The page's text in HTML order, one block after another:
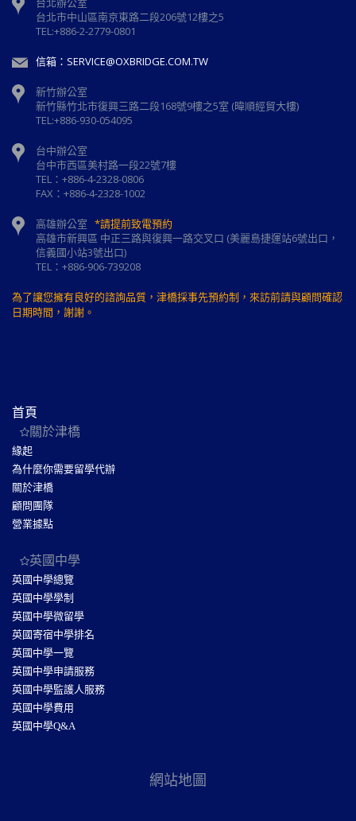
台北市中山區南京東路二段206號12樓之5
TEL:+886-2-2779-0801
信箱：SERVICE@OXBRIDGE.COM.TW
新竹辦公室
新⽵縣⽵北市復興三路⼆段168號9樓之5室 (暐順經貿大樓)
TEL:+886-930-054095
台中辦公室
台中市西區美村路一段22號7樓
TEL：+886-4-2328-0806
FAX：+886-4-2328-1002
高雄辦公室 *請提前致電預約
高雄市新興區 中正三路與復興一路交叉口 (美麗島捷運站6號出口，
信義國小站3號出口)
TEL：+886-906-739208
為了讓您擁有良好的諮詢品質，津橋採事先預約制，來訪前請與顧問確認
日期時間，謝謝。
首頁
關於津橋
緣起
為什麼你需要留學代辦
關於津橋
顧問團隊
營業據點
英國中學
英國中學總覽
英國中學學制
英國中學微留學
英國寄宿中學排名
英國中學一覽
英國中學申請服務
英國中學監護人服務
英國中學費用
英國中學Q&A
網站地圖